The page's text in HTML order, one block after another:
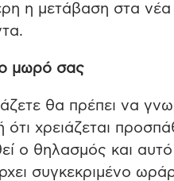
η μετάβαση στα
μωρό σας
θα πρέπει να
ότι χρειάζεται
ο θηλασμός και αυτό
συγκεκριμένο